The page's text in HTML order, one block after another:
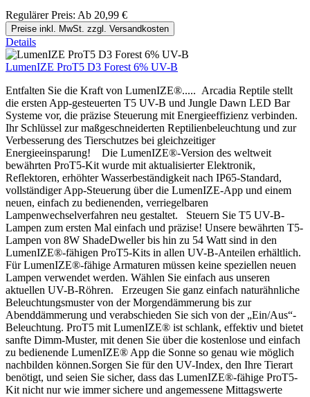
Regulärer Preis: Ab 20,99 €
Preise inkl. MwSt. zzgl. Versandkosten
Details
LumenIZE ProT5 D3 Forest 6% UV-B
Entfalten Sie die Kraft von LumenIZE®..... Arcadia Reptile stellt
die ersten App-gesteuerten T5 UV-B und Jungle Dawn LED Bar
Systeme vor, die präzise Steuerung mit Energieeffizienz verbinden.
Ihr Schlüssel zur maßgeschneiderten Reptilienbeleuchtung und zur
Verbesserung des Tierschutzes bei gleichzeitiger
Energieeinsparung! Die LumenIZE®-Version des weltweit
bewährten ProT5-Kit wurde mit aktualisierter Elektronik,
Reflektoren, erhöhter Wasserbeständigkeit nach IP65-Standard,
vollständiger App-Steuerung über die LumenIZE-App und einem
neuen, einfach zu bedienenden, verriegelbaren
Lampenwechselverfahren neu gestaltet. Steuern Sie T5 UV-B-
Lampen zum ersten Mal einfach und präzise! Unsere bewährten T5-
Lampen von 8W ShadeDweller bis hin zu 54 Watt sind in den
LumenIZE®-fähigen ProT5-Kits in allen UV-B-Anteilen erhältlich.
Für LumenIZE®-fähige Armaturen müssen keine speziellen neuen
Lampen verwendet werden. Wählen Sie einfach aus unseren
aktuellen UV-B-Röhren. Erzeugen Sie ganz einfach naturähnliche
Beleuchtungsmuster von der Morgendämmerung bis zur
Abenddämmerung und verabschieden Sie sich von der „Ein/Aus“-
Beleuchtung. ProT5 mit LumenIZE® ist schlank, effektiv und bietet
sanfte Dimm-Muster, mit denen Sie über die kostenlose und einfach
zu bedienende LumenIZE® App die Sonne so genau wie möglich
nachbilden können.Sorgen Sie für den UV-Index, den Ihre Tierart
benötigt, und seien Sie sicher, dass das LumenIZE®-fähige ProT5-
Kit nicht nur wie immer sichere und angemessene Mittagswerte